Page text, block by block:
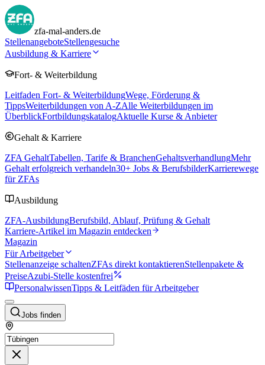
zfa-mal-anders.de
StellenangeboteStellengesuche
Ausbildung & Karriere
Fort- & Weiterbildung
Leitfaden Fort- & WeiterbildungWege, Förderung &
TippsWeiterbildungen von A-ZAlle Weiterbildungen im
ÜberblickFortbildungskatalogAktuelle Kurse & Anbieter
Gehalt & Karriere
ZFA GehaltTabellen, Tarife & BranchenGehaltsverhandlungMehr
Gehalt erfolgreich verhandeln30+ Jobs & BerufsbilderKarrierewege
für ZFAs
Ausbildung
ZFA-AusbildungBerufsbild, Ablauf, Prüfung & Gehalt
Karriere-Artikel im Magazin entdecken
Magazin
Für Arbeitgeber
Stellenanzeige schaltenZFAs direkt kontaktierenStellenpakete &
PreiseAzubi-Stelle kostenfrei
PersonalwissenTipps & Leitfäden für Arbeitgeber
Jobs finden